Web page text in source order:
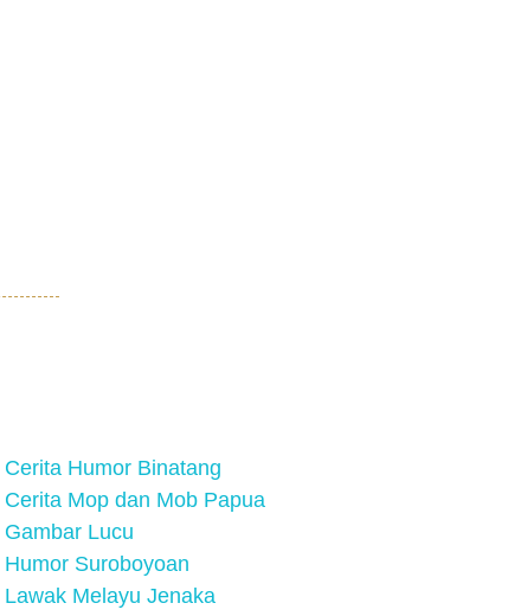
Cerita Humor Binatang
Cerita Mop dan Mob Papua
Gambar Lucu
Humor Suroboyoan
Lawak Melayu Jenaka